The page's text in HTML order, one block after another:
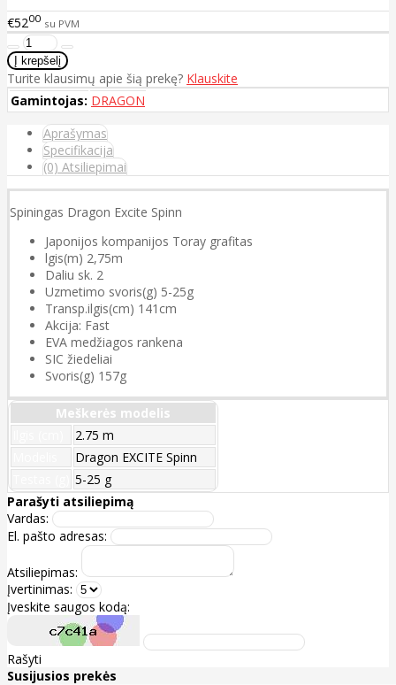
€5200 su PVM
Turite klausimų apie šią prekę? Klauskite
Gamintojas: DRAGON
Aprašymas
Specifikacija
(0) Atsiliepimai
Spiningas Dragon Excite Spinn
Japonijos kompanijos Toray grafitas
lgis(m) 2,75m
Daliu sk. 2
Uzmetimo svoris(g) 5-25g
Transp.ilgis(cm) 141cm
Akcija: Fast
EVA medžiagos rankena
SIC žiedeliai
Svoris(g) 157g
Meškerės modelis
2.75 m
Dragon EXCITE Spinn
5-25 g
Parašyti atsiliepimą
Vardas:
El. pašto adresas:
Atsiliepimas:
Įvertinimas:
Įveskite saugos kodą:
Rašyti
Susijusios prekės